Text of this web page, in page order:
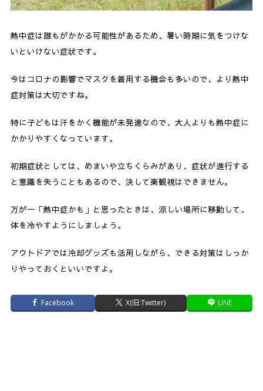
熱中症は誰もがかかる可能性があるため、暑い時期に気をつけな
いといけない症状です。
今はコロナの影響でマスクを着用する機会も多いので、より熱中
症対策は大切ですね。
特に子どもは汗をかく機能が未発達なので、大人よりも熱中症に
かかりやすくなっています。
初期症状としては、めまいや立ちくらみがあり、症状が進行する
と意識を失うこともあるので、決して楽観視はできません。
万が一「熱中症かも」と思ったときは、涼しい場所に移動して、
体を冷やすようにしましょう。
アウトドアでは冷却グッズも活用しながら、できる対策はしっか
りやっておくといいですよ。
Facebook X(旧:Twitter) LINE